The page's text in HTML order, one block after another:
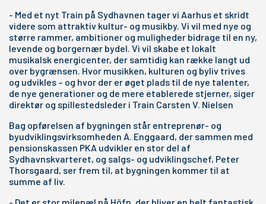
- Med et nyt Train på Sydhavnen tager vi Aarhus et skridt
videre som attraktiv kultur- og musikby. Vi vil med nye og
større rammer, ambitioner og muligheder bidrage til en ny,
levende og borgernær bydel. Vi vil skabe et lokalt
musikalsk energicenter, der samtidig kan række langt ud
over bygrænsen. Hvor musikken, kulturen og byliv trives
og udvikles – og hvor der er øget plads til de nye talenter,
de nye generationer og de mere etablerede stjerner, siger
direktør og spillestedsleder i Train Carsten V. Nielsen
Bag opførelsen af bygningen står entreprenør- og
byudviklingsvirksomheden A. Enggaard, der sammen med
pensionskassen PKA udvikler en stor del af
Sydhavnskvarteret, og salgs- og udviklingschef, Peter
Thorsgaard, ser frem til, at bygningen kommer til at
summe af liv.